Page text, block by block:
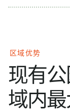
区域优势
现有
域内